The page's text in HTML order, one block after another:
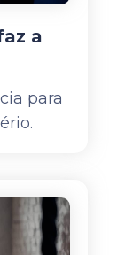
a
para